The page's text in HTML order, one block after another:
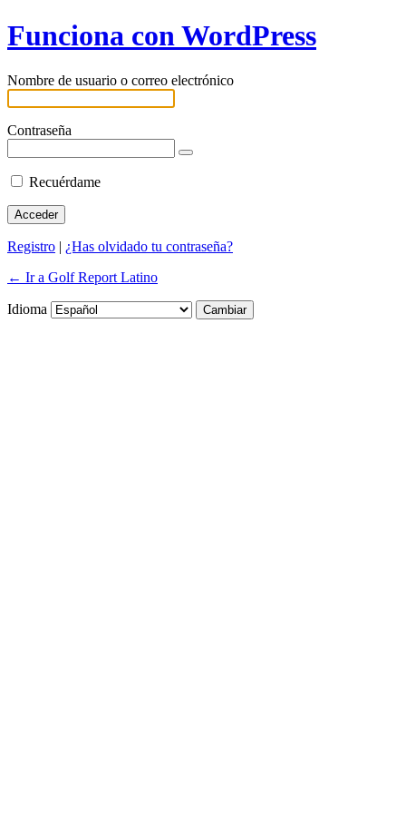
Funciona con WordPress
Nombre de usuario o correo electrónico
Contraseña
Recuérdame
Registro | ¿Has olvidado tu contraseña?
← Ir a Golf Report Latino
Idioma